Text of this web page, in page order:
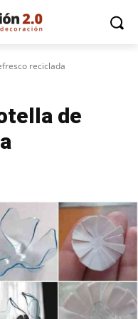
reciclada
de